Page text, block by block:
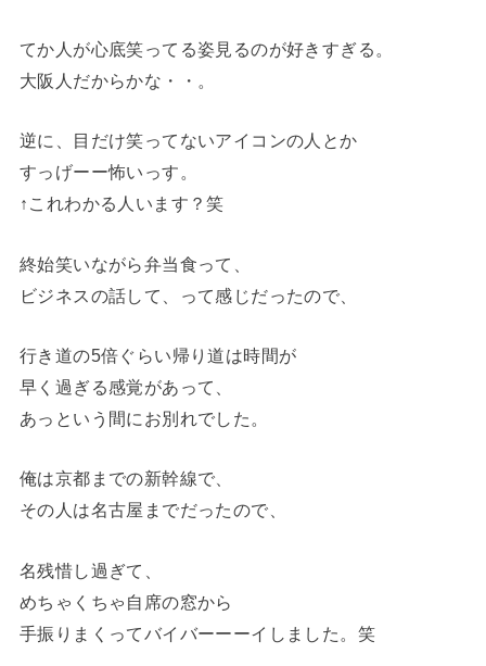
てか人が心底笑ってる姿見るのが好きすぎる。
大阪人だからかな・・。
逆に、目だけ笑ってないアイコンの人とか
すっげーー怖いっす。
↑これわかる人います？笑
終始笑いながら弁当食って、
ビジネスの話して、って感じだったので、
行き道の5倍ぐらい帰り道は時間が
早く過ぎる感覚があって、
あっという間にお別れでした。
俺は京都までの新幹線で、
その人は名古屋までだったので、
名残惜し過ぎて、
めちゃくちゃ自席の窓から
手振りまくってバイバーーーイしました。笑